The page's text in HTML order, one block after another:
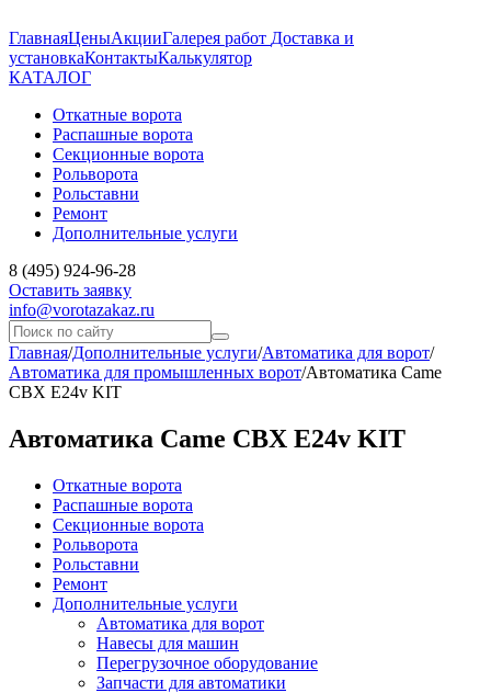
ГлавнаяЦеныАкцииГалерея работ Доставка и
установкаКонтактыКалькулятор
КАТАЛОГ
Откатные ворота
Распашные ворота
Секционные ворота
Рольворота
Рольставни
Ремонт
Дополнительные услуги
8 (495) 924-96-28
Оставить заявку
info@vorotazakaz.ru
Главная/Дополнительные услуги/Автоматика для ворот/
Автоматика для промышленных ворот/Автоматика Came
CBX E24v KIT
Автоматика Came CBX E24v KIT
Откатные ворота
Распашные ворота
Секционные ворота
Рольворота
Рольставни
Ремонт
Дополнительные услуги
Автоматика для ворот
Навесы для машин
Перегрузочное оборудование
Запчасти для автоматики